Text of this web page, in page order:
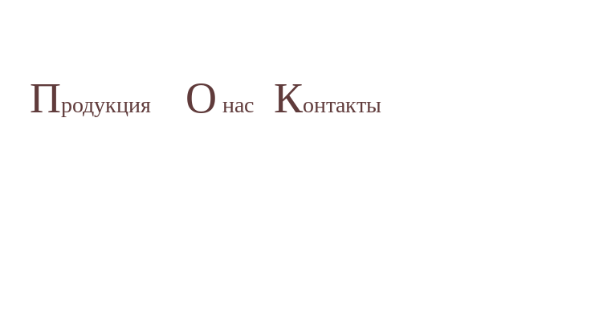
Продукция О нас Контакты